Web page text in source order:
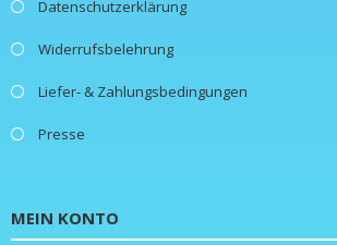
Datenschutzerklärung
Widerrufsbelehrung
Liefer- & Zahlungsbedingungen
Presse
MEIN KONTO